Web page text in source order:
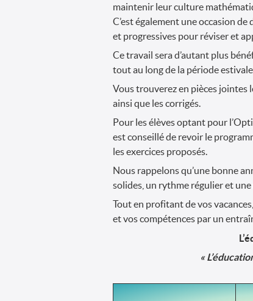
maintenir leur culture
C’est également une occasion
et progressives pour réviser et
Ce travail sera d’autant plus
tout au long de la période
Vous trouverez en pièces jointes
ainsi que les corrigés.
Pour les élèves optant pour
est conseillé de revoir le
les exercices proposés.
Nous rappelons qu’une bonne
solides, un rythme régulier et
Tout en profitant de vos
et vos compétences par un
«